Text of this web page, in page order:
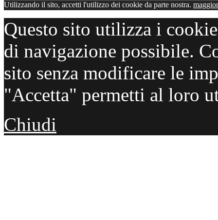
Utilizzando il sito, accetti l'utilizzo dei cookie da parte nostra.
Questo sito utilizza i
di navigazione possibile.
sito senza modificare le
"Accetta" permetti al loro
Chiudi